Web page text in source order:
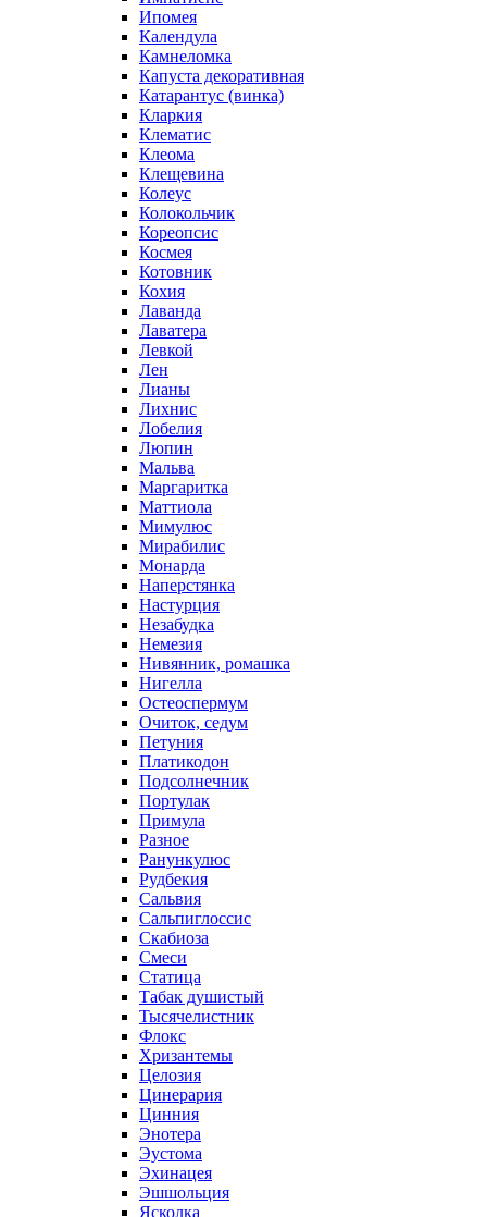
Ипомея
Календула
Камнеломка
Капуста декоративная
Катарантус (винка)
Кларкия
Клематис
Клеома
Клещевина
Колеус
Колокольчик
Кореопсис
Космея
Котовник
Кохия
Лаванда
Лаватера
Левкой
Лен
Лианы
Лихнис
Лобелия
Люпин
Мальва
Маргаритка
Маттиола
Мимулюс
Мирабилис
Монарда
Наперстянка
Настурция
Незабудка
Немезия
Нивянник, ромашка
Нигелла
Остеоспермум
Очиток, седум
Петуния
Платикодон
Подсолнечник
Портулак
Примула
Разное
Ранункулюс
Рудбекия
Сальвия
Сальпиглоссис
Скабиоза
Смеси
Статица
Табак душистый
Тысячелистник
Флокс
Хризантемы
Целозия
Цинерария
Цинния
Энотера
Эустома
Эхинацея
Эшшольция
Ясколка